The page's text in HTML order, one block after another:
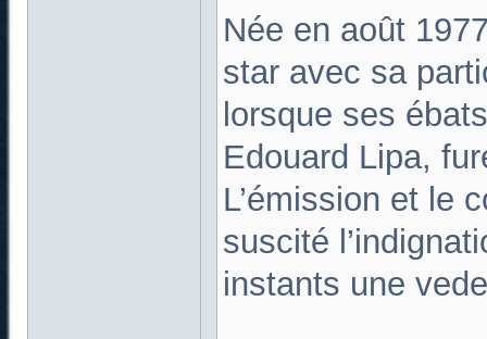
Née en août
star avec sa
lorsque ses
Edouard Lipa,
L’émission et le
suscité
instants une